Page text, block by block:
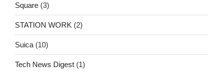
Square (3)
STATION WORK (2)
Suica (10)
Tech News Digest (1)